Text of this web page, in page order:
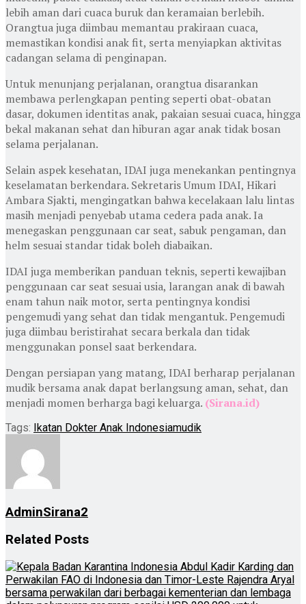
lebih aman dari cuaca buruk dan keramaian berlebih.
Orangtua juga diimbau memantau prakiraan cuaca,
memastikan kondisi anak fit, serta menyiapkan aktivitas
cadangan selama di penginapan.
Untuk menunjang perjalanan, orangtua disarankan
membawa perlengkapan penting seperti obat-obatan
dasar, dokumen identitas anak, pakaian sesuai cuaca, hingga
bekal makanan sehat dan hiburan agar anak tidak bosan
selama perjalanan.
Selain aspek kesehatan, IDAI juga menekankan pentingnya
keselamatan berkendara. Sekretaris Umum IDAI, Hikari
Ambara Sjakti, mengingatkan bahwa kecelakaan lalu lintas
masih menjadi penyebab utama cedera pada anak. Ia
menegaskan penggunaan car seat, sabuk pengaman, dan
helm sesuai standar tidak boleh diabaikan.
IDAI juga memberikan panduan teknis, seperti kewajiban
penggunaan car seat sesuai usia, larangan anak di bawah
enam tahun naik motor, serta pentingnya kondisi
pengemudi yang sehat dan tidak mengantuk. Pengemudi
juga diimbau beristirahat secara berkala dan tidak
menggunakan ponsel saat berkendara.
Dengan persiapan yang matang, IDAI berharap perjalanan
mudik bersama anak dapat berlangsung aman, sehat, dan
menjadi momen berharga bagi keluarga. (Sirana.id)
Tags: Ikatan Dokter Anak Indonesiamudik
AdminSirana2
Related Posts